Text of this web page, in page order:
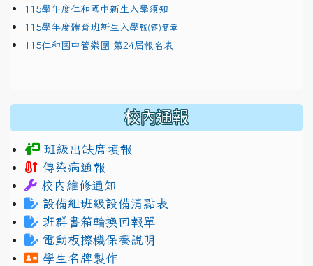
115學年度仁和國中新生入學須知
115學年度體育班新生入學甄(審)簡章
115仁和國中管樂團 第24屆報名表
校內通報
班級出缺席填報
傳染病通報
校內維修通知
設備組班級設備清點表
班群書箱輪換回報單
電動板擦機保養說明
學生名牌製作